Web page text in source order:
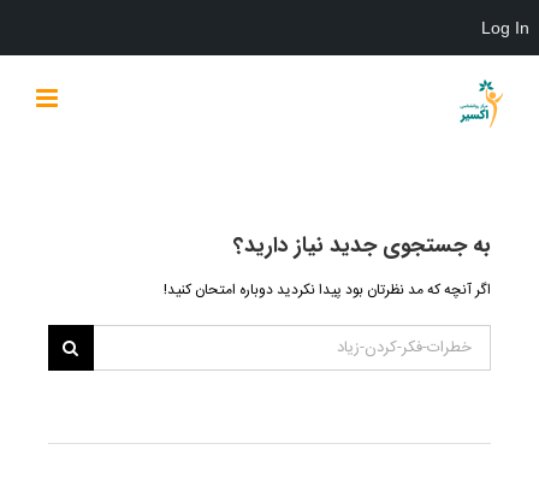
Log In
content
به جستجوی جديد نياز داريد؟
اگر آنچه که مد نظرتان بود پیدا نکردید دوباره امتحان کنید!